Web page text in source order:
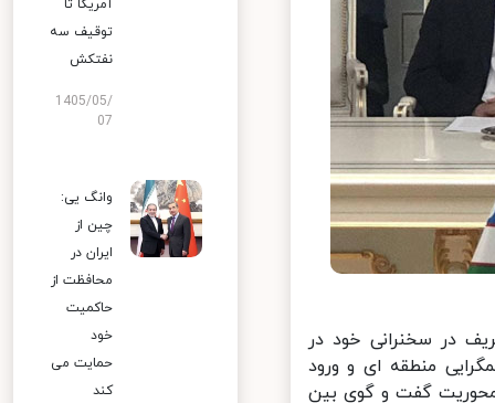
در سخنرانی خود در
منطقه ای و ورود
محوریت گفت و گوی بین
آمریکا تا
توقیف سه
نفتکش
1405/05/
07
وانگ یی:
چین از
ایران در
محافظت از
حاکمیت
خود
حمایت می
کند